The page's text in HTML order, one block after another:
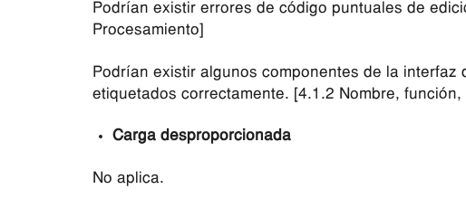
Podrían existir errores de código puntuales de
Procesamiento]
Podrían existir algunos componentes de la
etiquetados correctamente. [4.1.2 Nombre, función,
Carga desproporcionada
No aplica.